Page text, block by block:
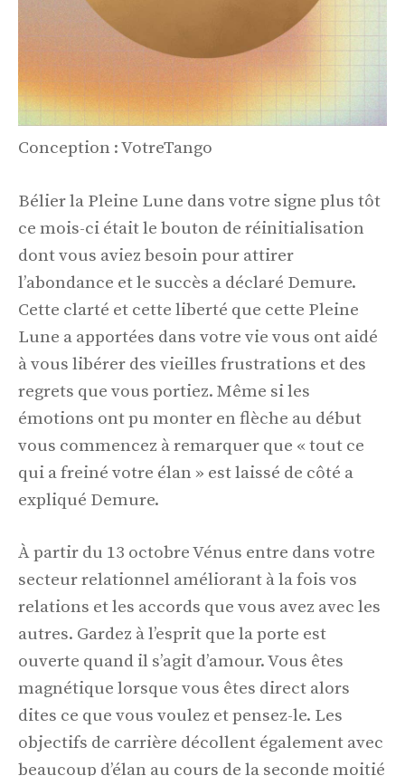
Conception : VotreTango
Bélier la Pleine Lune dans votre signe plus tôt
ce mois-ci était le bouton de réinitialisation
dont vous aviez besoin pour attirer
l’abondance et le succès a déclaré Demure.
Cette clarté et cette liberté que cette Pleine
Lune a apportées dans votre vie vous ont aidé
à vous libérer des vieilles frustrations et des
regrets que vous portiez. Même si les
émotions ont pu monter en flèche au début
vous commencez à remarquer que « tout ce
qui a freiné votre élan » est laissé de côté a
expliqué Demure.
À partir du 13 octobre Vénus entre dans votre
secteur relationnel améliorant à la fois vos
relations et les accords que vous avez avec les
autres. Gardez à l’esprit que la porte est
ouverte quand il s’agit d’amour. Vous êtes
magnétique lorsque vous êtes direct alors
dites ce que vous voulez et pensez-le. Les
objectifs de carrière décollent également avec
beaucoup d’élan au cours de la seconde moitié